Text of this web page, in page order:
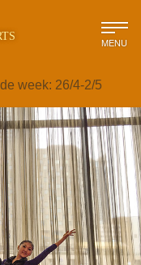
MENU
week: 26/4-2/5